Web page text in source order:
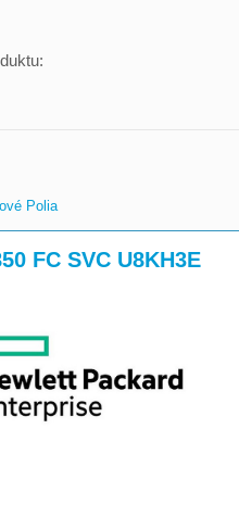
Polia
FC SVC U8KH3E